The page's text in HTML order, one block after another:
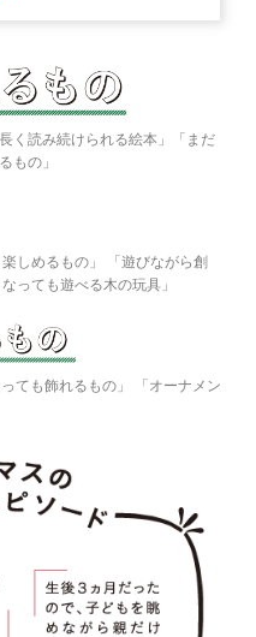
く読み続けられる絵本」「まだ
もの」
しめるもの」 「遊びながら創
っても遊べる木の玩具」
ても飾れるもの」 「オーナメン